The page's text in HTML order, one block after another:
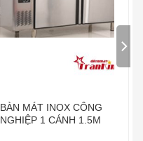
BÀN MÁT INOX CÔNG
NGHIỆP 1 CÁNH 1.5M